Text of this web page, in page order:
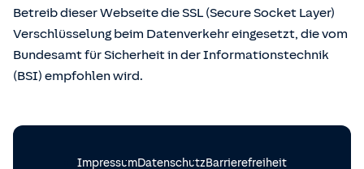
Betreib dieser Webseite die SSL (Secure Socket Layer)
Verschlüsselung beim Datenverkehr eingesetzt, die vom
Bundesamt für Sicherheit in der Informationstechnik
(BSI) empfohlen wird.
ImpressumDatenschutzBarrierefreiheit